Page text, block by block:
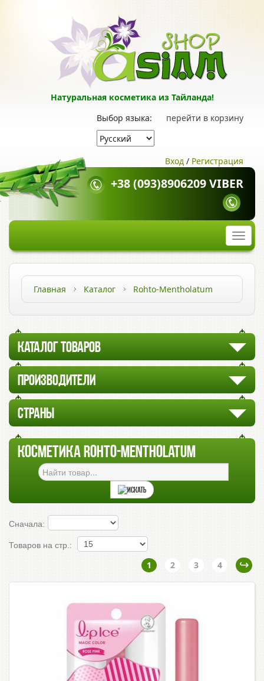
Натуральная косметика из Тайланда!
перейти в корзину
Выбор языка:
Вход / Регистрация
+38 (093)8906209 VIBER
Главная Каталог Rohto-Mentholatum
КАТАЛОГ ТОВАРОВ
ПРОИЗВОДИТЕЛИ
СТРАНЫ
КОСМЕТИКА ROHTO-MENTHOLATUM
Сначала:
Товаров на стр.:
1 2 3 4